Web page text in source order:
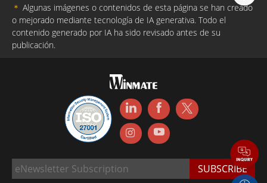
＊ Algunas imágenes o contenidos de esta página se han creado
o mejorado mediante tecnología de IA generativa. Todo el
contenido generado por IA ha sido revisado antes de su
publicación.